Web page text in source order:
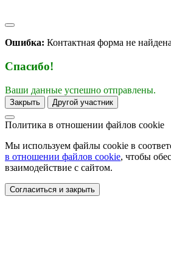
Ошибка: Контактная форма не
Спасибо!
Ваши данные успешно отправлены.
Закрыть Другой участник
Политика в отношении файлов cookie
Мы используем файлы cookie в
в отношении файлов cookie, чтобы
взаимодействие с сайтом.
Согласиться и закрыть